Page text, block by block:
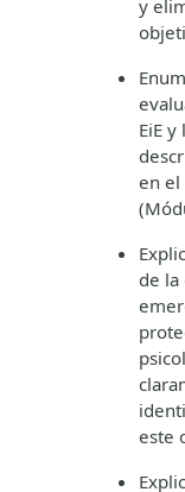
y
EiE
en el
de la
este